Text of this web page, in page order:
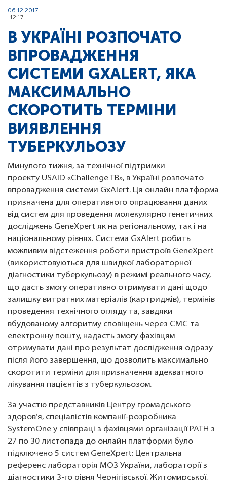
06.12.2017
12:17
В УКРАЇНІ РОЗПОЧАТО
ВПРОВАДЖЕННЯ
СИСТЕМИ GXALERT, ЯКА
МАКСИМАЛЬНО
СКОРОТИТЬ ТЕРМІНИ
ВИЯВЛЕННЯ
ТУБЕРКУЛЬОЗУ
Минулого тижня, за технічної підтримки
проекту USAID «Challenge TB», в Україні розпочато
впровадження системи GxAlert. Ця онлайн платформа
призначена для оперативного опрацювання даних
від систем для проведення молекулярно генетичних
досліджень GeneXpert як на регіональному, так і на
національному рівнях. Система GxAlert робить
можливим відстеження роботи пристроїв GeneXpert
(використовуються для швидкої лабораторної
діагностики туберкульозу) в режимі реального часу,
що дасть змогу оперативно отримувати дані щодо
залишку витратних матеріалів (картриджів), термінів
проведення технічного огляду та, завдяки
вбудованому алгоритму сповіщень через СМС та
електронну пошту, надасть змогу фахівцям
отримувати дані про результат дослідження одразу
після його завершення, що дозволить максимально
скоротити терміни для призначення адекватного
лікування пацієнтів з туберкульозом.
За участю представників Центру громадського
здоров’я, спеціалістів компанії-розробника
SystemOne у співпраці з фахівцями організації РАТН з
27 по 30 листопада до онлайн платформи було
підключено 5 систем GeneXpert: Центральна
референс лабораторія МОЗ України, лабораторії з
діагностики 3-го рівня Чернігівської, Житомирської,